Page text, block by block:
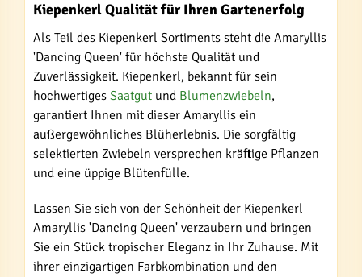
Kiepenkerl Qualität für Ihren Gartenerfolg
Als Teil des Kiepenkerl Sortiments steht die Amaryllis
'Dancing Queen' für höchste Qualität und
Zuverlässigkeit. Kiepenkerl, bekannt für sein
hochwertiges Saatgut und Blumenzwiebeln,
garantiert Ihnen mit dieser Amaryllis ein
außergewöhnliches Blüherlebnis. Die sorgfältig
selektierten Zwiebeln versprechen kräftige Pflanzen
und eine üppige Blütenfülle.
Lassen Sie sich von der Schönheit der Kiepenkerl
Amaryllis 'Dancing Queen' verzaubern und bringen
Sie ein Stück tropischer Eleganz in Ihr Zuhause. Mit
ihrer einzigartigen Farbkombination und den